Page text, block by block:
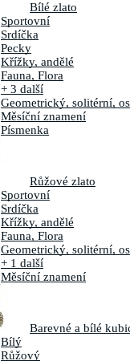
Bílé zlato
Sportovní
Srdíčka
Pecky
Křížky, andělé
Fauna, Flora
+ 3 další
Geometrický, solitérní,
Měsíční znamení
Písmenka
Růžové zlato
Sportovní
Srdíčka
Křížky, andělé
Fauna, Flora
Geometrický, solitérní,
+ 1 další
Měsíční znamení
Barevné a bílé
Bílý
Růžový